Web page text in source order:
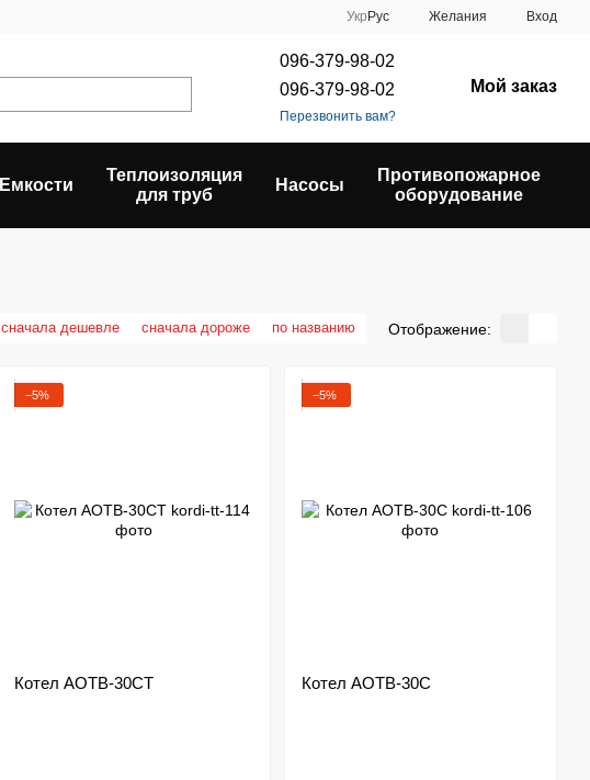
Укр Рус Желания Вход
096-379-98-02
096-379-98-02
Перезвонить вам?
Мой заказ
Емкости
Теплоизоляция
для труб
Насосы
Противопожарное
оборудование
сначала дешевле сначала дороже по названию Отображение:
−5%
Котел АОТВ-30СТ
−5%
Котел АОТВ-30С